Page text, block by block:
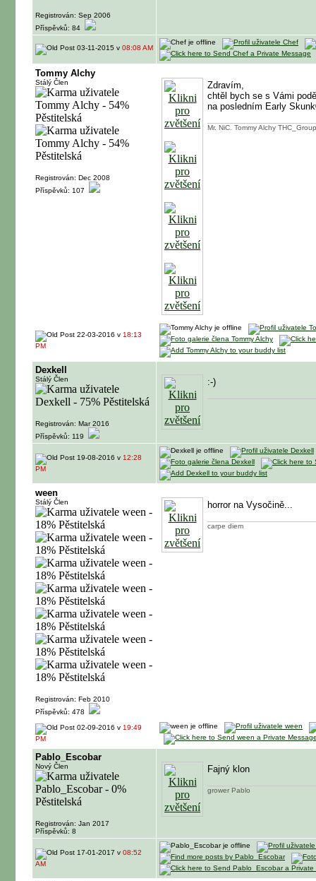
Registrován: Sep 2006
Příspěvků: 84
03-11-2015 v 08:08 AM
Tommy Alchy
Stálý Člen
Registrován: Dec 2008
Příspěvků: 107
Zdravím,
chtěl bych se s Vámi
na posledním Early
Mr. NiC. Tommy Alchy
22-03-2016 v 18:13
PM
Dexkell
Stálý Člen
Registrován: Mar 2016
Příspěvků: 119
:-)
19-08-2016 v 12:28
PM
ween
Stálý Člen
Registrován: Feb 2010
Příspěvků: 478
horror na Vysočině...
carpe diem
02-09-2016 v 19:49
PM
Pablo_Escobar
Nový Člen
Registrován: Jan 2017
Příspěvků: 8
Fajný klon
grower Pablo
17-01-2017 v 08:52
AM